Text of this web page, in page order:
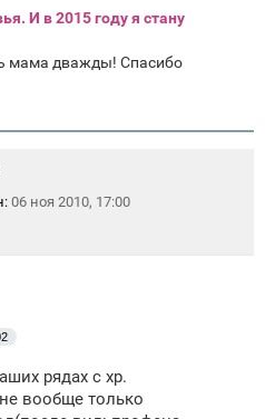
И в 2015 году я стану
мама дважды! Спасибо
06 ноя 2010, 17:00
рядах с хр.
вообще только